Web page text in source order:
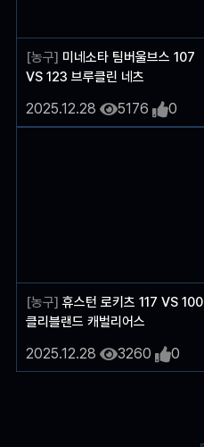
[농구] 미네소타 팀버울브스 107
VS 123 브루클린 네츠
2025.12.28 5176 0
[농구] 휴스턴 로키츠 117 VS 100
클리블랜드 캐벌리어스
2025.12.28 3260 0